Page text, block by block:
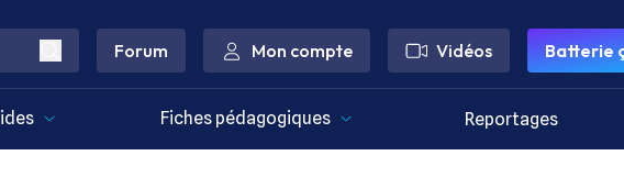
Forum Mon compte Vidéos Batterie
Fiches pédagogiques Reportages